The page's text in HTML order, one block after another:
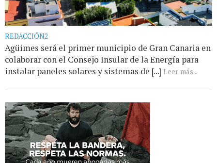
REDACCIÓN2
Agüimes será el primer municipio de Gran Canaria en
colaborar con el Consejo Insular de la Energía para
instalar paneles solares y sistemas de [...] Leer más...